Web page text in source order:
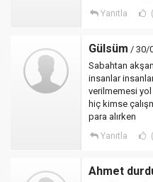
Yanıtla
Gülsüm / 30/
Sabahtan
insanlar
verilmemesi
hiç kimse
para alırken
Yanıtla
Ahmet